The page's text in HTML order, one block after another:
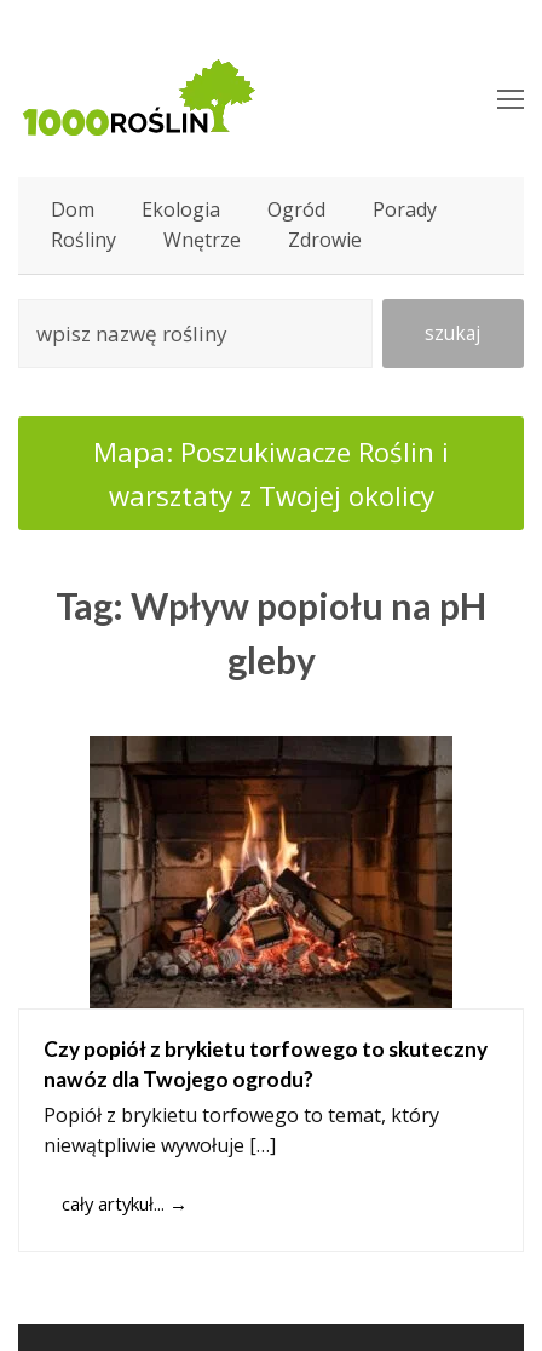
Dom Ekologia Ogród
Porady
Rośliny
Wnętrze Zdrowie
szukaj
Mapa: Poszukiwacze Roślin i
warsztaty z Twojej okolicy
Tag: Wpływ popiołu na pH
gleby
Czy popiół z brykietu torfowego to skuteczny
nawóz dla Twojego ogrodu?
Popiół z brykietu torfowego to temat, który
niewątpliwie wywołuje […]
cały artykuł... →